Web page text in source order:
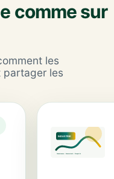
comme sur
les
partager les